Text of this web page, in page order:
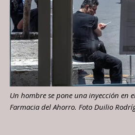
Un hombre se pone una inyección en
Farmacia del Ahorro. Foto Duilio